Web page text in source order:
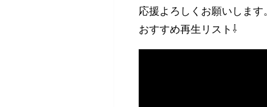
応援よろしくお願いします
おすすめ再生リスト⇩